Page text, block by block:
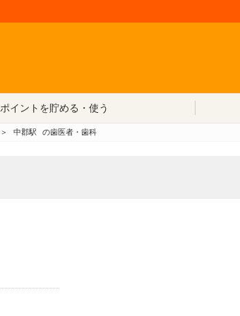
ポイントを貯める・使う
＞ 中郡駅 の歯医者・歯科